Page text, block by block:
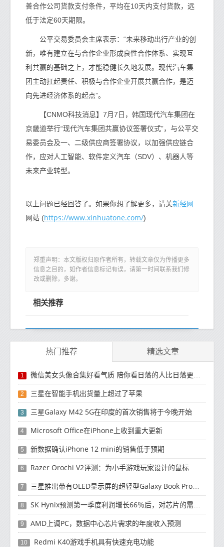
善合作公司货款支付条件，平均在10天内支付货款，远
低于法定60天期限。
公平交易委员会主席表示：“未来移动出行产业的创
新，唯有建立在与合作企业形成良性合作体系、实现互
利共赢的基础之上，才能稳健长久地发展。现代汽车集
团主动扛起责任、积极与合作企业开展共赢合作，是迈
向先进经济体系的起点”。
【CNMO科技消息】7月7日，韩国现代汽车集团在
京畿道举行“现代汽车集团共赢协议签署仪式”，与公平交
易委员会及一、二级供应商签署协议，以加强供应链合
作，应对人工智能、软件定义汽车（SDV）、机器人等
未来产业转型。
以上问题已经回答了。如果你想了解更多，请关新经网
网站 (https://www.xinhuatone.com/)
郑重声明：本文版权归原作者所有，转载文章仅为传播更多
信息之目的，如作者信息标记有误，请第一时间联系我们修
改或删除，多谢。
相关推荐
热门推荐 精选文章
1 微信美女头像合集好看气质 陪你看日落的人比日落更浪漫
2 三星在智能手机出货量上超过了苹果
3 三星Galaxy M42 5G在印度的首次销售将于今晚开始
4 Microsoft Office在iPhone上收到重大更新
5 新数据确认iPhone 12 mini的销售低于预期
6 Razer Orochi V2评测：为小手游戏玩家设计的鼠标
7 三星推出带有OLED显示屏的超轻型Galaxy Book Pro和Galaxy Book Pro 360笔记本电脑
8 SK Hynix预测第一季度利润增长66％后，对芯片的需求将增强
9 AMD上调PC，数据中心芯片需求的年度收入预测
10 Redmi K40游戏手机具有快速充电功能